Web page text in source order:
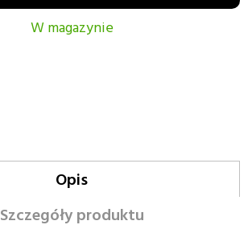
W magazynie
Opis
Szczegóły produktu